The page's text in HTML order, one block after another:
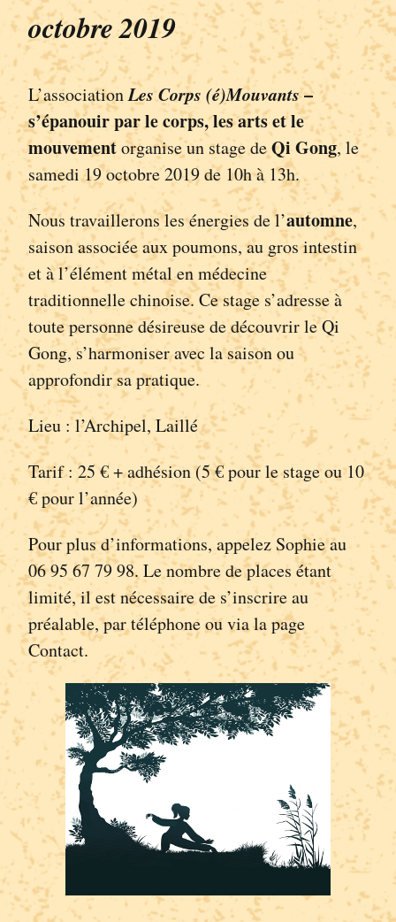
octobre 2019
L’associationLes Corps (é)Mouvants–
s’épanouir par le corps, les arts et le
mouvementorganise un stage deQi Gong, le
samedi 19 octobre 2019 de 10h à 13h.
Nous travaillerons les énergies de l’automne,
saison associée aux poumons, au gros intestin
et à l’élément métal en médecine
traditionnelle chinoise. Ce stage s’adresse à
toute personne désireuse de découvrir le Qi
Gong, s’harmoniser avec la saison ou
approfondir sa pratique.
Lieu : l’Archipel, Laillé
Tarif : 25 € + adhésion (5 € pour le stage ou 10
€ pour l’année)
Pour plus d’informations, appelez Sophie au
06 95 67 79 98. Le nombre de places étant
limité, il est nécessaire de s’inscrire au
préalable, par téléphone ou via la page
Contact.